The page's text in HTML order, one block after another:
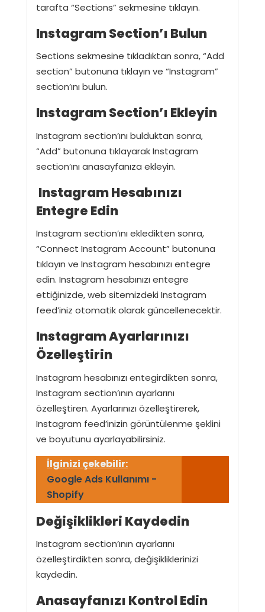
tarafta “Sections” sekmesine tıklayın.
Instagram Section’ı Bulun
Sections sekmesine tıkladıktan sonra, “Add
section” butonuna tıklayın ve “Instagram”
section’ını bulun.
Instagram Section’ı Ekleyin
Instagram section’ını bulduktan sonra,
“Add” butonuna tıklayarak Instagram
section’ını anasayfanıza ekleyin.
Instagram Hesabınızı
Entegre Edin
Instagram section’ını ekledikten sonra,
“Connect Instagram Account” butonuna
tıklayın ve Instagram hesabınızı entegre
edin. Instagram hesabınızı entegre
ettiğinizde, web sitemizdeki Instagram
feed’iniz otomatik olarak güncellenecektir.
Instagram Ayarlarınızı
Özelleştirin
Instagram hesabınızı entegirdikten sonra,
Instagram section’ının ayarlarını
özelleştiren. Ayarlarınızı özelleştirerek,
Instagram feed’inizin görüntülenme şeklini
ve boyutunu ayarlayabilirsiniz.
İlginizi çekebilir:
Google Ads Kullanımı -
Shopify
Değişiklikleri Kaydedin
Instagram section’ının ayarlarını
özelleştirdikten sonra, değişikliklerinizi
kaydedin.
Anasayfanızı Kontrol Edin